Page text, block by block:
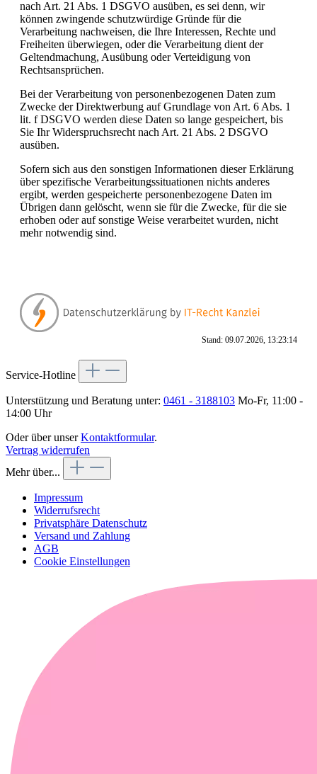
nach Art. 21 Abs. 1 DSGVO ausüben, es sei denn, wir
können zwingende schutzwürdige Gründe für die
Verarbeitung nachweisen, die Ihre Interessen, Rechte und
Freiheiten überwiegen, oder die Verarbeitung dient der
Geltendmachung, Ausübung oder Verteidigung von
Rechtsansprüchen.
Bei der Verarbeitung von personenbezogenen Daten zum
Zwecke der Direktwerbung auf Grundlage von Art. 6 Abs. 1
lit. f DSGVO werden diese Daten so lange gespeichert, bis
Sie Ihr Widerspruchsrecht nach Art. 21 Abs. 2 DSGVO
ausüben.
Sofern sich aus den sonstigen Informationen dieser Erklärung
über spezifische Verarbeitungssituationen nichts anderes
ergibt, werden gespeicherte personenbezogene Daten im
Übrigen dann gelöscht, wenn sie für die Zwecke, für die sie
erhoben oder auf sonstige Weise verarbeitet wurden, nicht
mehr notwendig sind.
Stand: 09.07.2026, 13:23:14
Service-Hotline
Unterstützung und Beratung unter: 0461 - 3188103 Mo-Fr, 11:00 -
14:00 Uhr
Oder über unserKontaktformular.
Vertrag widerrufen
Mehr über...
Impressum
Widerrufsrecht
Privatsphäre Datenschutz
Versand und Zahlung
AGB
Cookie Einstellungen